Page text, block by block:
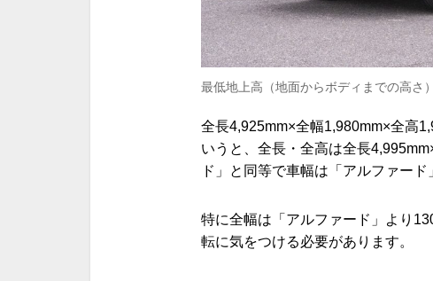
最低地上高（地面からボディまでの高さ
全長4,925mm×全幅1,980mm×全高
いうと、全長・全高は全長
ド」と同等で車幅は「アルファー
特に全幅は「アルファード」より
転に気をつける必要があります。